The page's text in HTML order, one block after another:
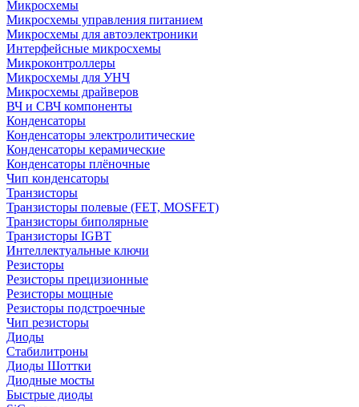
Микросхемы
Микросхемы управления питанием
Микросхемы для автоэлектроники
Интерфейсные микросхемы
Микроконтроллеры
Микросхемы для УНЧ
Микросхемы драйверов
ВЧ и СВЧ компоненты
Конденсаторы
Конденсаторы электролитические
Конденсаторы керамические
Конденсаторы плёночные
Чип конденсаторы
Транзисторы
Транзисторы полевые (FET, MOSFET)
Транзисторы биполярные
Транзисторы IGBT
Интеллектуальные ключи
Резисторы
Резисторы прецизионные
Резисторы мощные
Резисторы подстроечные
Чип резисторы
Диоды
Стабилитроны
Диоды Шоттки
Диодные мосты
Быстрые диоды